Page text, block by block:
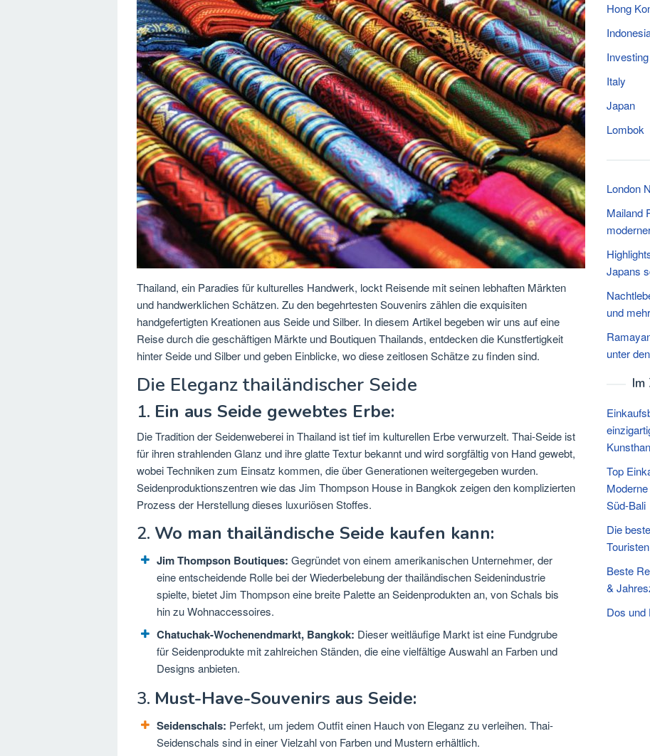
Thailand, ein Paradies für kulturelles Handwerk, lockt Reisende mit seinen lebhaften Märkten
und handwerklichen Schätzen. Zu den begehrtesten Souvenirs zählen die exquisiten
handgefertigten Kreationen aus Seide und Silber. In diesem Artikel begeben wir uns auf eine
Reise durch die geschäftigen Märkte und Boutiquen Thailands, entdecken die Kunstfertigkeit
hinter Seide und Silber und geben Einblicke, wo diese zeitlosen Schätze zu finden sind.
Die Eleganz thailändischer Seide
1. Ein aus Seide gewebtes Erbe:
Die Tradition der Seidenweberei in Thailand ist tief im kulturellen Erbe verwurzelt. Thai-Seide ist
für ihren strahlenden Glanz und ihre glatte Textur bekannt und wird sorgfältig von Hand gewebt,
wobei Techniken zum Einsatz kommen, die über Generationen weitergegeben wurden.
Seidenproduktionszentren wie das Jim Thompson House in Bangkok zeigen den komplizierten
Prozess der Herstellung dieses luxuriösen Stoffes.
2. Wo man thailändische Seide kaufen kann:
Jim Thompson Boutiques: Gegründet von einem amerikanischen Unternehmer, der
eine entscheidende Rolle bei der Wiederbelebung der thailändischen Seidenindustrie
spielte, bietet Jim Thompson eine breite Palette an Seidenprodukten an, von Schals bis
hin zu Wohnaccessoires.
Chatuchak-Wochenendmarkt, Bangkok: Dieser weitläufige Markt ist eine Fundgrube
für Seidenprodukte mit zahlreichen Ständen, die eine vielfältige Auswahl an Farben und
Designs anbieten.
3. Must-Have-Souvenirs aus Seide:
Seidenschals: Perfekt, um jedem Outfit einen Hauch von Eleganz zu verleihen. Thai-
Seidenschals sind in einer Vielzahl von Farben und Mustern erhältlich.
Hong
Investing
Italy
Japan
Lombok
London
Mailand
Japans
und mehr
unter
Top
Süd-Bali
Die
Touristen
Beste
&
Dos und